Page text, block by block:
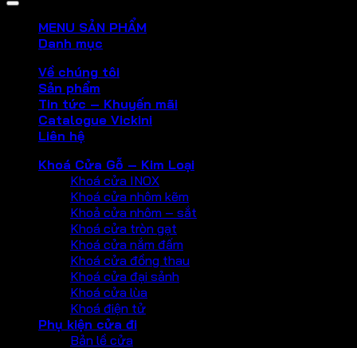
MENU SẢN PHẨM
Danh mục
Về chúng tôi
Sản phẩm
Tin tức – Khuyến mãi
Catalogue Vickini
Liên hệ
Khoá Cửa Gỗ – Kim Loại
Khoá cửa INOX
Khoá cửa nhôm kẽm
Khoả cửa nhôm – sắt
Khoá cửa tròn gạt
Khoá cửa nắm đấm
Khoá cửa đồng thau
Khoá cửa đại sảnh
Khoá cửa lùa
Khoá điện tử
Phụ kiện cửa đi
Bản lề cửa